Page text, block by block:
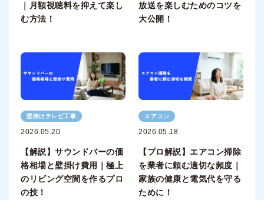
｜月額視聴料を抑えて楽し
む方法！
放送を楽しむためのコツを
大公開！
壁掛けテレビ工事
2026.05.20
【解説】サウンドバーの価
格相場と壁掛け費用｜極上
のリビング空間を作るプロ
の技！
エアコン
2026.05.18
【プロ解説】エアコン掃除
を業者に頼む適切な頻度｜
家族の健康と電気代を守る
ために！